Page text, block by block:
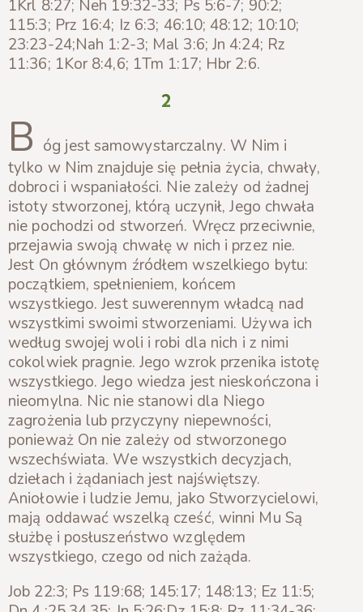
1Krl 8:27; Neh 19:32-33; Ps 5:6-7; 90:2;
115:3; Prz 16:4; Iz 6:3; 46:10; 48:12; 10:10;
23:23-24;Nah 1:2-3; Mal 3:6; Jn 4:24; Rz
11:36; 1Kor 8:4,6; 1Tm 1:17; Hbr 2:6.
2
B óg jest samowystarczalny. W Nim i
tylko w Nim znajduje się pełnia życia, chwały,
dobroci i wspaniałości. Nie zależy od żadnej
istoty stworzonej, którą uczynił, Jego chwała
nie pochodzi od stworzeń. Wręcz przeciwnie,
przejawia swoją chwałę w nich i przez nie.
Jest On głównym źródłem wszelkiego bytu:
początkiem, spełnieniem, końcem
wszystkiego. Jest suwerennym władcą nad
wszystkimi swoimi stworzeniami. Używa ich
według swojej woli i robi dla nich i z nimi
cokolwiek pragnie. Jego wzrok przenika istotę
wszystkiego. Jego wiedza jest nieskończona i
nieomylna. Nic nie stanowi dla Niego
zagrożenia lub przyczyny niepewności,
ponieważ On nie zależy od stworzonego
wszechświata. We wszystkich decyzjach,
dziełach i żądaniach jest najświętszy.
Aniołowie i ludzie Jemu, jako Stworzycielowi,
mają oddawać wszelką cześć, winni Mu Są
służbę i posłuszeństwo względem
wszystkiego, czego od nich zażąda.
Job 22:3; Ps 119:68; 145:17; 148:13; Ez 11:5;